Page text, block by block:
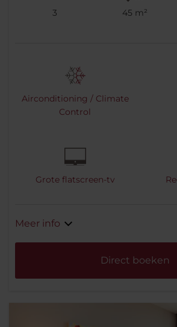
3 45 m²
Airconditioning / Climate
Control
Grote flatscreen-tv
Meer info
Direct boeken